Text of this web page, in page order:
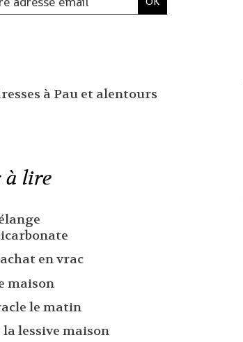
à Pau et alentours
à lire
en vrac
maison
le matin
la lessive maison